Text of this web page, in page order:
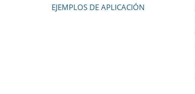
EJEMPLOS DE APLICACIÓN